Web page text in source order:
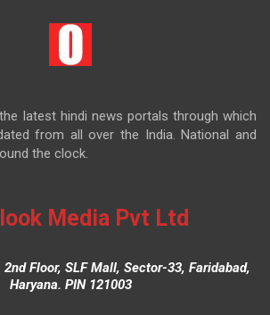
latest hindi news portals through which
from all over the India. National and
the clock.
Media Pvt Ltd
Floor, SLF Mall, Sector-33, Faridabad,
Haryana. PIN 121003